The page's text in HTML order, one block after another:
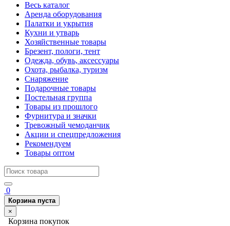
Весь каталог
Аренда оборудования
Палатки и укрытия
Кухни и утварь
Хозяйственные товары
Брезент, пологи, тент
Одежда, обувь, аксессуары
Охота, рыбалка, туризм
Снаряжение
Подарочные товары
Постельная группа
Товары из прошлого
Фурнитура и значки
Тревожный чемоданчик
Акции и спецпредложения
Рекомендуем
Товары оптом
0
Корзина пуста
×
Корзина покупок